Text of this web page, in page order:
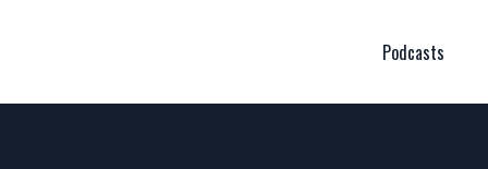
Podcasts